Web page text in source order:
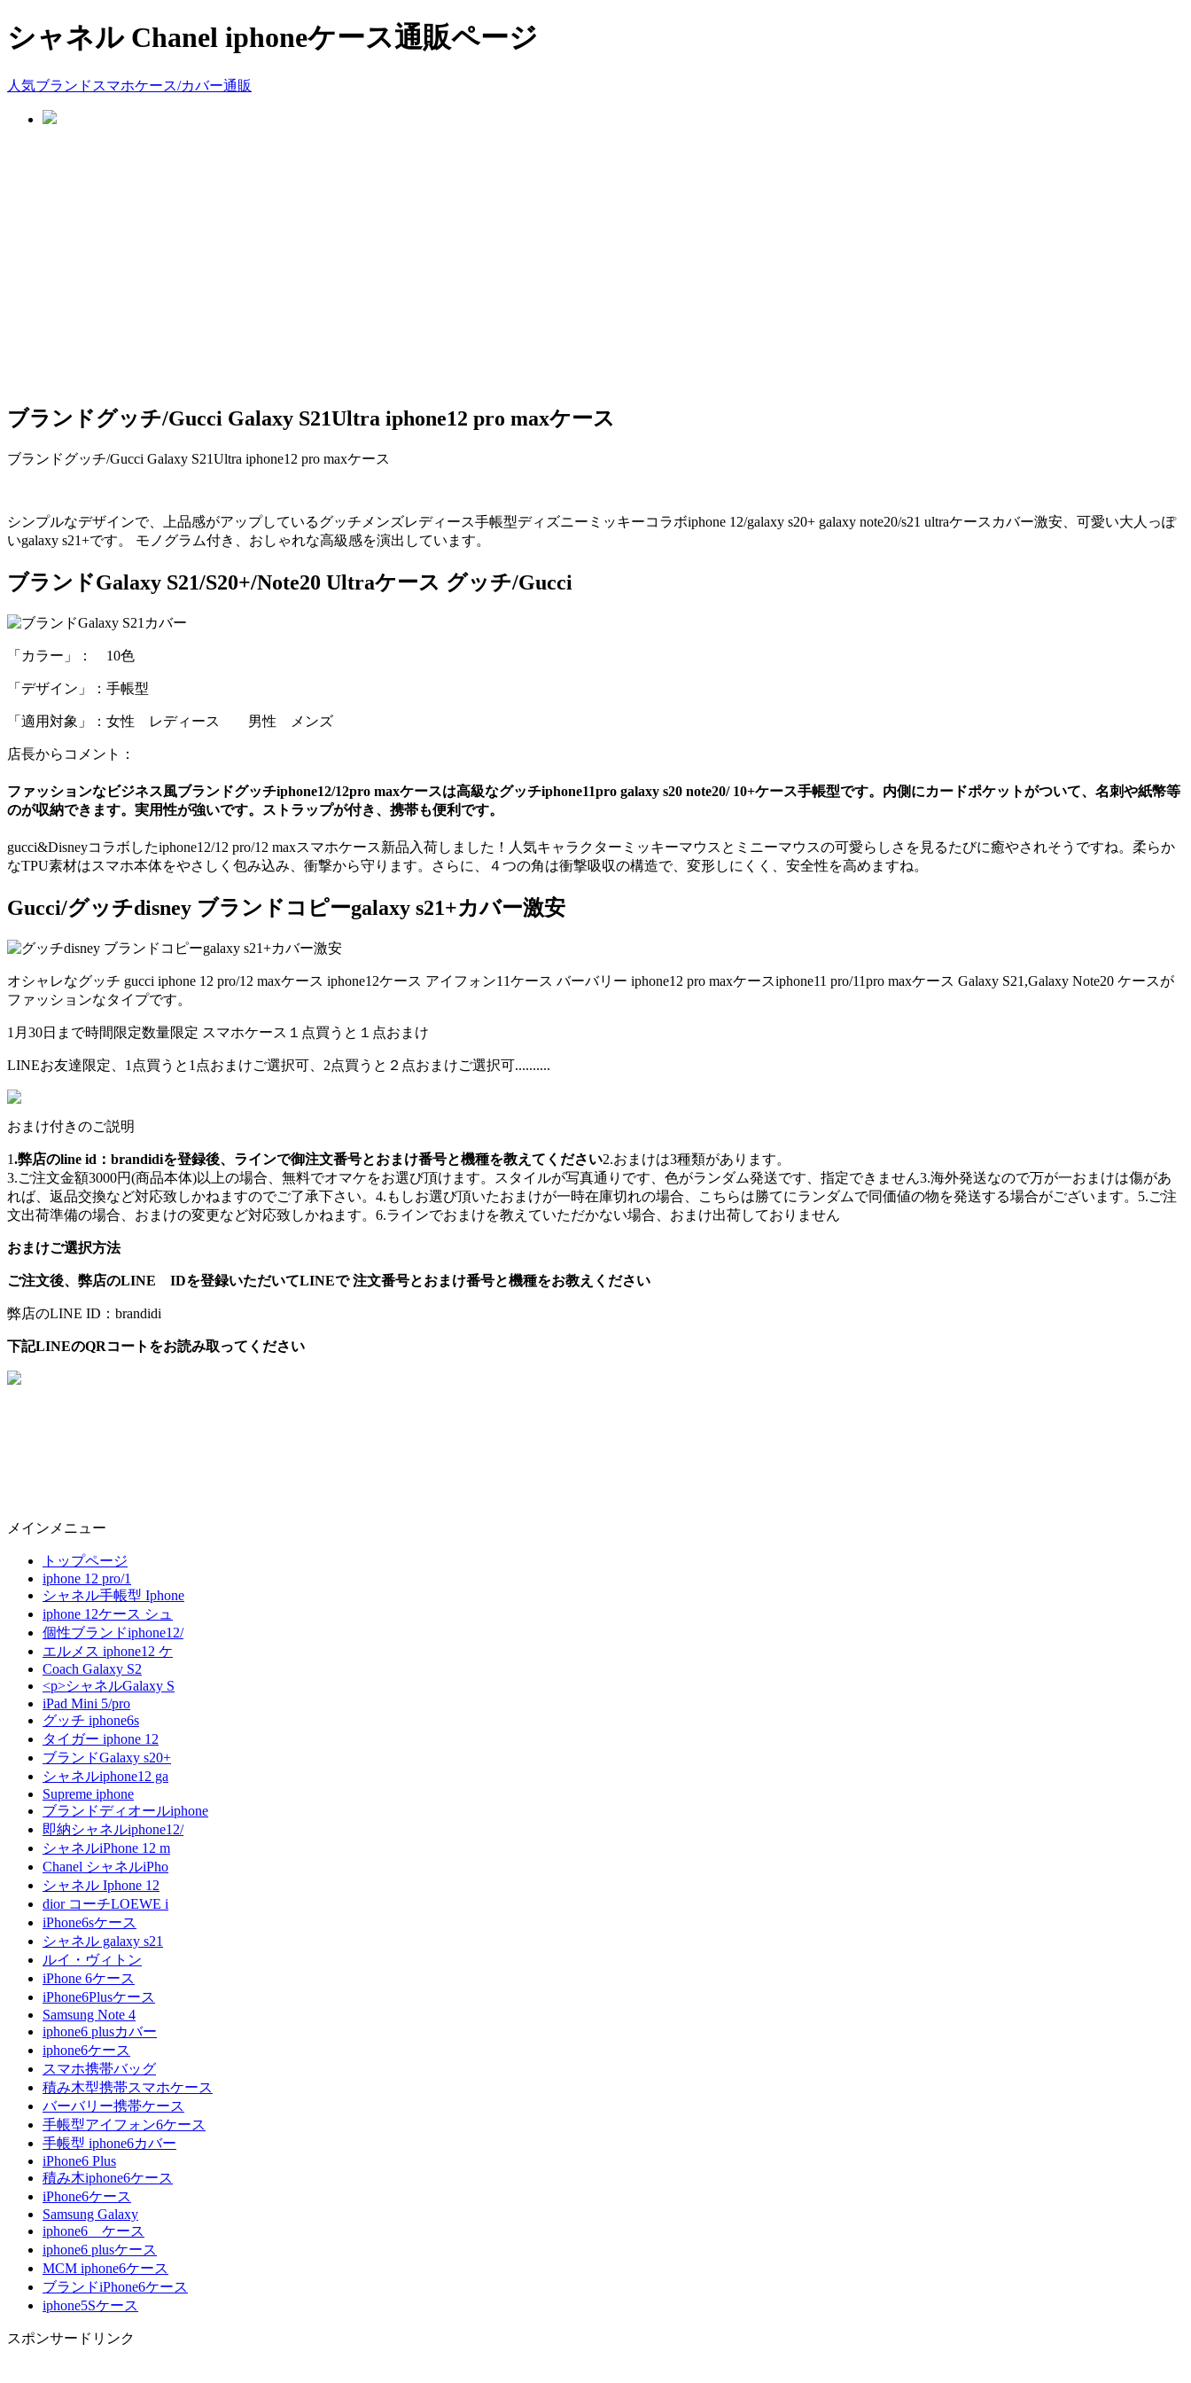
シャネル Chanel iphoneケース通販ページ
人気ブランドスマホケース/カバー通販
ブランドグッチ/Gucci Galaxy S21Ultra iphone12 pro maxケース
ブランドグッチ/Gucci Galaxy S21Ultra iphone12 pro maxケース
シンプルなデザインで、上品感がアップしているグッチメンズレディース手帳型ディズニーミッキーコラボiphone 12/galaxy s20+ galaxy note20/s21 ultraケースカバー激安、可愛い大人っぽ
いgalaxy s21+です。 モノグラム付き、おしゃれな高級感を演出しています。
ブランドGalaxy S21/S20+/Note20 Ultraケース グッチ/Gucci
「カラー」： 10色
「デザイン」：手帳型
「適用対象」：女性 レディース 男性 メンズ
店長からコメント：
ファッションなビジネス風ブランドグッチiphone12/12pro maxケースは高級なグッチiphone11pro galaxy s20 note20/ 10+ケース手帳型です。内側にカードポケットがついて、名刺や紙幣等
のが収納できます。実用性が強いです。ストラップが付き、携帯も便利です。
gucci&Disneyコラボしたiphone12/12 pro/12 maxスマホケース新品入荷しました！人気キャラクターミッキーマウスとミニーマウスの可愛らしさを見るたびに癒やされそうですね。柔らか
なTPU素材はスマホ本体をやさしく包み込み、衝撃から守ります。さらに、４つの角は衝撃吸収の構造で、変形しにくく、安全性を高めますね。
Gucci/グッチdisney ブランドコピーgalaxy s21+カバー激安
オシャレなグッチ gucci iphone 12 pro/12 maxケース iphone12ケース アイフォン11ケース バーバリー iphone12 pro maxケースiphone11 pro/11pro maxケース Galaxy S21,Galaxy Note20 ケースが
ファッションなタイプです。
1月30日まで時間限定数量限定 スマホケース１点買うと１点おまけ
LINEお友達限定、1点買うと1点おまけご選択可、2点買うと２点おまけご選択可..........
おまけ付きのご説明
1.弊店のline id：brandidiを登録後、ラインで御注文番号とおまけ番号と機種を教えてください2.おまけは3種類があります。
3.ご注文金額3000円(商品本体)以上の場合、無料でオマケをお選び頂けます。スタイルが写真通りです、色がランダム発送です、指定できません3.海外発送なので万が一おまけは傷があ
れば、返品交換など対応致しかねますのでご了承下さい。4.もしお選び頂いたおまけが一時在庫切れの場合、こちらは勝てにランダムで同価値の物を発送する場合がございます。5.ご注
文出荷準備の場合、おまけの変更など対応致しかねます。6.ラインでおまけを教えていただかない場合、おまけ出荷しておりません
おまけご選択方法
ご注文後、弊店のLINE IDを登録いただいてLINEで 注文番号とおまけ番号と機種をお教えください
弊店のLINE ID：brandidi
下記LINEのQRコートをお読み取ってください
メインメニュー
トップページ
iphone 12 pro/1
シャネル手帳型 Iphone
iphone 12ケース シュ
個性ブランドiphone12/
エルメス iphone12 ケ
Coach Galaxy S2
<p>シャネルGalaxy S
iPad Mini 5/pro
グッチ iphone6s
タイガー iphone 12
ブランドGalaxy s20+
シャネルiphone12 ga
Supreme iphone
ブランドディオールiphone
即納シャネルiphone12/
シャネルiPhone 12 m
Chanel シャネルiPho
シャネル Iphone 12
dior コーチLOEWE i
iPhone6sケース
シャネル galaxy s21
ルイ・ヴィトン
iPhone 6ケース
iPhone6Plusケース
Samsung Note 4
iphone6 plusカバー
iphone6ケース
スマホ携帯バッグ
積み木型携帯スマホケース
バーバリー携帯ケース
手帳型アイフォン6ケース
手帳型 iphone6カバー
iPhone6 Plus
積み木iphone6ケース
iPhone6ケース
Samsung Galaxy
iphone6 ケース
iphone6 plusケース
MCM iphone6ケース
ブランドiPhone6ケース
iphone5Sケース
スポンサードリンク